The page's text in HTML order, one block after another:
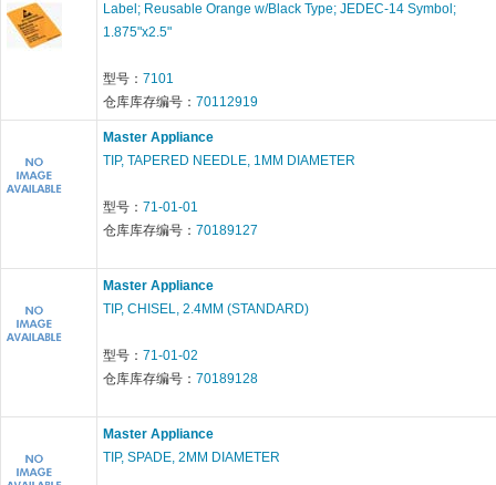
Label; Reusable Orange w/Black Type; JEDEC-14 Symbol;
1.875"x2.5"
型号： 7101
仓库库存编号： 70112919
Master Appliance
TIP, TAPERED NEEDLE, 1MM DIAMETER
型号： 71-01-01
仓库库存编号： 70189127
Master Appliance
TIP, CHISEL, 2.4MM (STANDARD)
型号： 71-01-02
仓库库存编号： 70189128
Master Appliance
TIP, SPADE, 2MM DIAMETER